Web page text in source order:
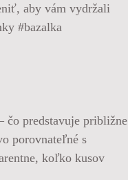
aby vám vydržali
#bazalka